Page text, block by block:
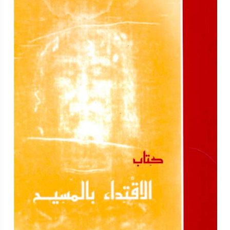
واحدة بيد ملك الفرس وذلك أن هذا الملك كان قد أغار علي بلاد
المسيحيين المتاخمة لحدود بلاده وسبي منهم كثيرين . ولما لم يطيعوه
ليعبدوا الشمس والكواكب أمر بقطع رؤوسهم . فنالوا أكاليل الشهادة .
صلاتهم تكون معنا . ولربنا المجد دائما . آمين